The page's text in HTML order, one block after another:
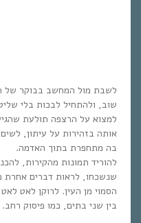
שוב, ולהתחיל לבכות בלי
למצוא על הרצפה תולעת
אותה בזהירות על עיתון,
בה מתחפרת בתוך האדמה.
להוריד תמונות מהקירות,
שנשכחו, לראות דברים אחרת
הסמוי מן העין. לרוקן לאט
בין שני בתים, כמו פיסוק